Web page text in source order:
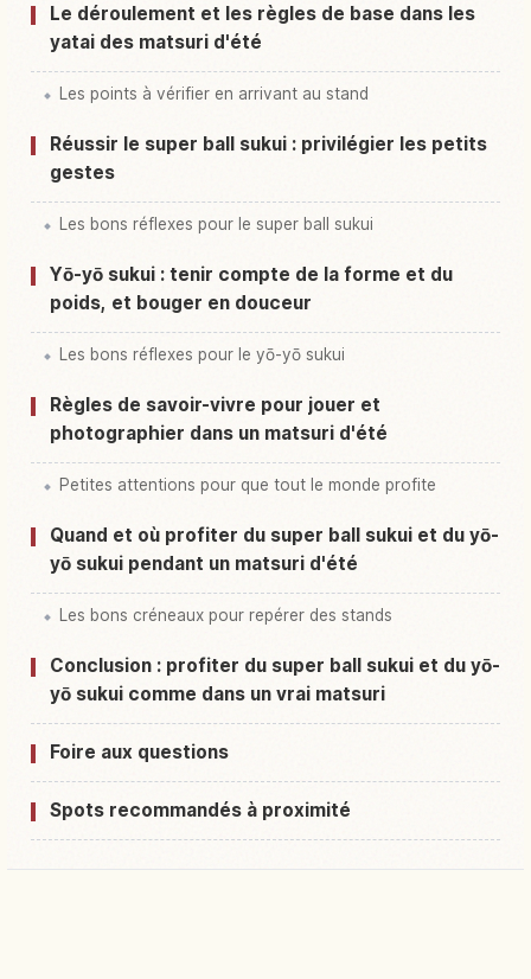
Le déroulement et les règles de base dans les
yatai des matsuri d'été
Les points à vérifier en arrivant au stand
Réussir le super ball sukui : privilégier les petits
gestes
Les bons réflexes pour le super ball sukui
Yō-yō sukui : tenir compte de la forme et du
poids, et bouger en douceur
Les bons réflexes pour le yō-yō sukui
Règles de savoir-vivre pour jouer et
photographier dans un matsuri d'été
Petites attentions pour que tout le monde profite
Quand et où profiter du super ball sukui et du yō-
yō sukui pendant un matsuri d'été
Les bons créneaux pour repérer des stands
Conclusion : profiter du super ball sukui et du yō-
yō sukui comme dans un vrai matsuri
Foire aux questions
Spots recommandés à proximité